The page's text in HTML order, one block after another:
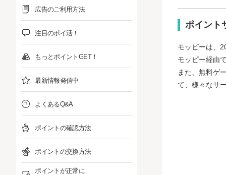
広告のご利用方法
注目のポイ活！
もっとポイントGET！
最新情報発信中
よくあるQ&A
ポイントの確認方法
ポイントの交換方法
ポイントが正常に
ポイント
モッピーは、
モッピー経由
また、無料ゲ
て、様々なサ